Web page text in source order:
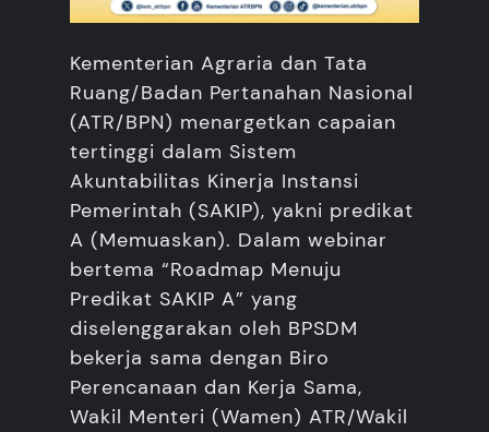
Kementerian Agraria dan Tata
Ruang/Badan Pertanahan Nasional
(ATR/BPN) menargetkan capaian
tertinggi dalam Sistem
Akuntabilitas Kinerja Instansi
Pemerintah (SAKIP), yakni predikat
A (Memuaskan). Dalam webinar
bertema “Roadmap Menuju
Predikat SAKIP A” yang
diselenggarakan oleh BPSDM
bekerja sama dengan Biro
Perencanaan dan Kerja Sama,
Wakil Menteri (Wamen) ATR/Wakil